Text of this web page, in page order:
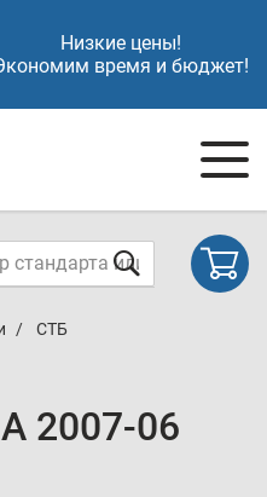
Низкие цены!
время и бюджет!
СТБ
2007-06